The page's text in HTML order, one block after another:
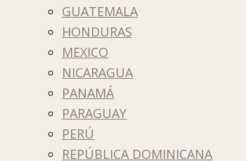
GUATEMALA
HONDURAS
MEXICO
NICARAGUA
PANAMÁ
PARAGUAY
PERÚ
REPÚBLICA DOMINICANA